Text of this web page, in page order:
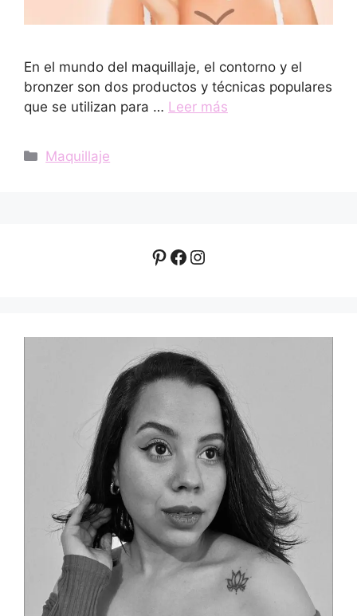
En el mundo del maquillaje, el contorno y el
bronzer son dos productos y técnicas populares
que se utilizan para … Leer más
Categorías
Maquillaje
Pinterest
Facebook
Instagram